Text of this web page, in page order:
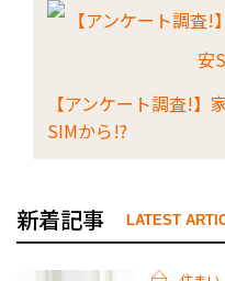
【アンケート調査!】
SIMから!?
新着記事 LATEST